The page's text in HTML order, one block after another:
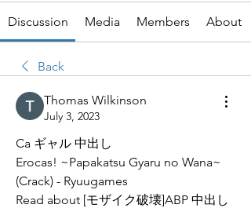
Discussion Media Members About
Back
Thomas Wilkinson
July 3, 2023
Ca ギャル 中出し
Erocas! ~Papakatsu Gyaru no Wana~
(Crack) - Ryuugames
Read about [モザイク破壊]ABP 中出し